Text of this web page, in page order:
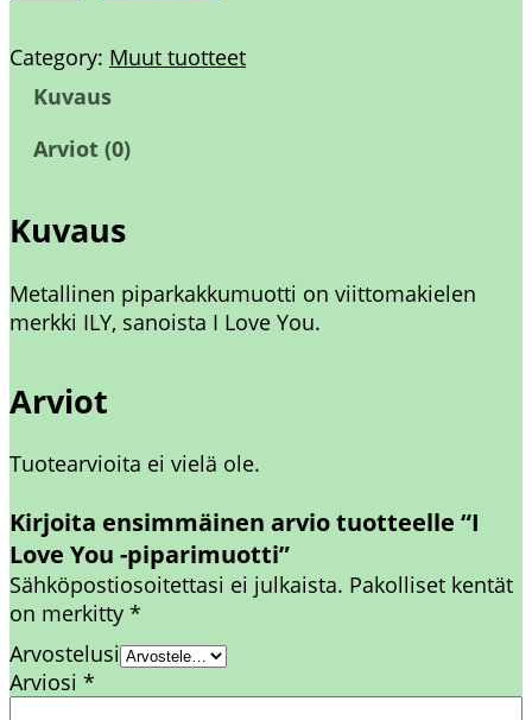
o
-
p
p
a
m
o
t
i
m
ä
ä
r
ä
Category: Muut tuotteet
Kuvaus
Arviot (0)
Kuvaus
Metallinen piparkakkumuotti on viittomakielen
merkki ILY, sanoista I Love You.
Arviot
Tuotearvioita ei vielä ole.
Kirjoita ensimmäinen arvio tuotteelle “I
Love You -piparimuotti”
Sähköpostiosoitettasi ei julkaista. Pakolliset kentät
on merkitty *
Arvostelusi
Arviosi *